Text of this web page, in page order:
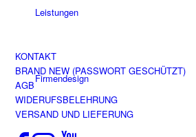
Leistungen
Firmendesign
KONTAKT
BRAND NEW (PASSWORT GESCHÜTZT)
AGB
WIDERUFSBELEHRUNG
VERSAND UND LIEFERUNG